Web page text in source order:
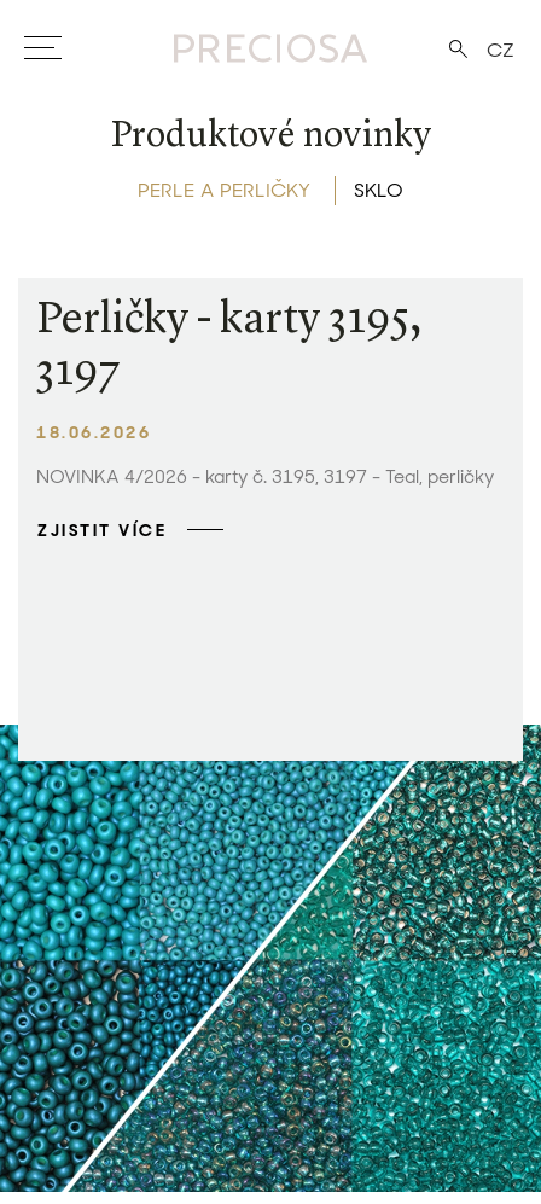
CZ
Produktové novinky
PERLE A PERLIČKY SKLO
Perličky - karty 3195,
3197
18.06.2026
NOVINKA 4/2026 - karty č. 3195, 3197 - Teal, perličky
ZJISTIT VÍCE